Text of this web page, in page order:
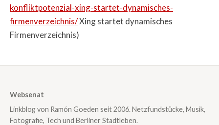
konfliktpotenzial-xing-startet-dynamisches-
firmenverzeichnis/Xing startet dynamisches
Firmenverzeichnis)
Websenat
Linkblog von Ramón Goeden seit 2006. Netzfundstücke, Musik,
Fotografie, Tech und Berliner Stadtleben.